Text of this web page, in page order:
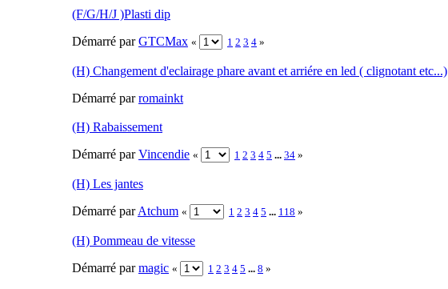
(F/G/H/J )Plasti dip
Démarré parGTCMax « 1 2 3 4 »
(H) Changement d'eclairage phare avant et arriére en led ( clignotant etc...)
Démarré parromainkt
(H) Rabaissement
Démarré parVincendie « 1 2 3 4 5 ... 34 »
(H) Les jantes
Démarré parAtchum « 1 2 3 4 5 ... 118 »
(H) Pommeau de vitesse
Démarré parmagic « 1 2 3 4 5 ... 8 »